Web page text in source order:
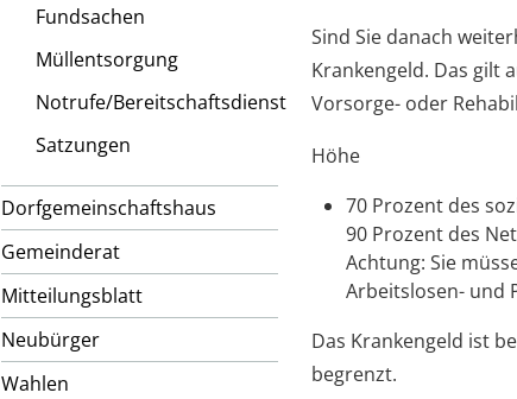
Fundsachen
Müllentsorgung
Notrufe/Bereitschaftsdienst
Satzungen
Dorfgemeinschaftshaus
Gemeinderat
Mitteilungsblatt
Neubürger
Wahlen
Sind Sie danach
Krankengeld. Das gilt
Vorsorge- oder
Höhe
70 Prozent des
90 Prozent des
Achtung: Sie
Arbeitslosen- und
Das Krankengeld ist
begrenzt.